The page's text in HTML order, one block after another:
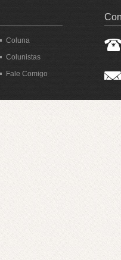
Coluna
Colunistas
Fale Comigo